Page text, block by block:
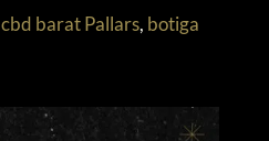
cbd barat Pallars, botiga